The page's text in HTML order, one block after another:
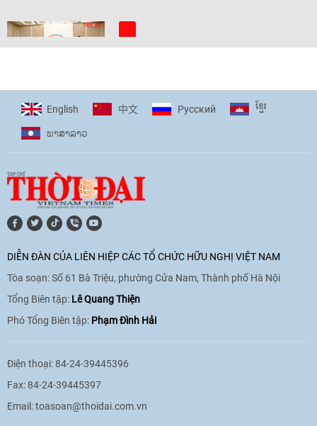
[Video] Trẻ em Đông Á cùng kiến tạo
11:10|17/06/2026
hòa bình, hữu nghị giữa các dân tộc"
cho Đại sứ Hungary tại Việt Nam
17:25|13/06/2026
English 中文 Pусский ខ្មែរ
ພາ​ສາ​ລາວ
DIỄN ĐÀN CỦA LIÊN HIỆP CÁC TỔ CHỨC HỮU NGHỊ VIỆT NAM
Tòa soạn: Số 61 Bà Triệu, phường Cửa Nam, Thành phố Hà Nội
Tổng Biên tập: Lê Quang Thiện
Phó Tổng Biên tập: Phạm Đình Hải
Điện thoại: 84-24-39445396
Fax: 84-24-39445397
Email:toasoan@thoidai.com.vn